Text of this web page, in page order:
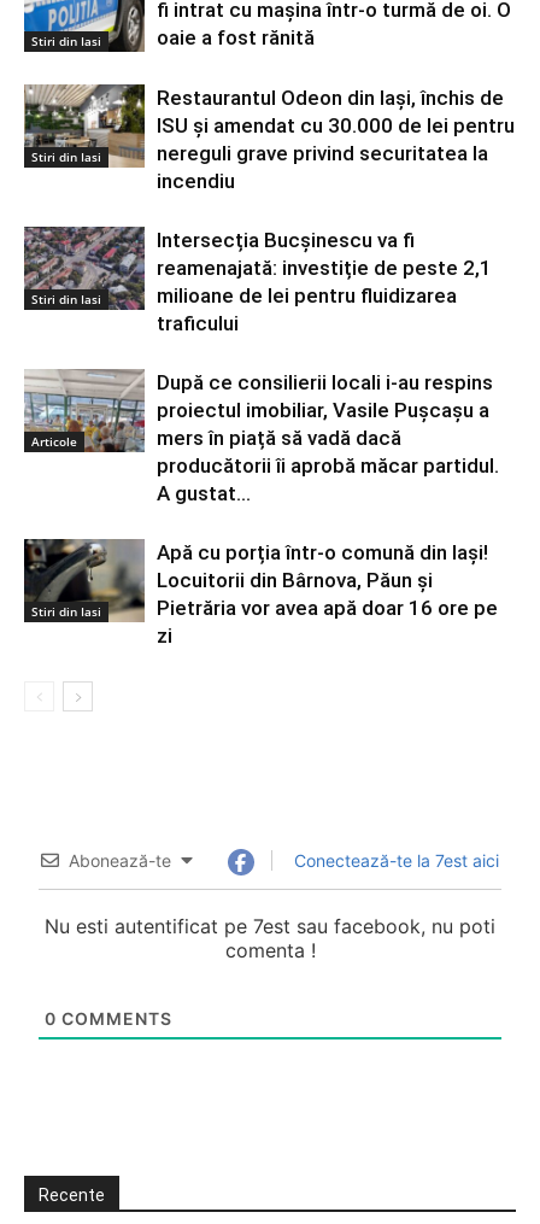
Stiri din Iasi
fi intrat cu mașina într-o turmă de oi. O
oaie a fost rănită
Stiri din Iasi
Restaurantul Odeon din Iași, închis de
ISU și amendat cu 30.000 de lei pentru
nereguli grave privind securitatea la
incendiu
Stiri din Iasi
Intersecția Bucșinescu va fi
reamenajată: investiție de peste 2,1
milioane de lei pentru fluidizarea
traficului
Articole
După ce consilierii locali i-au respins
proiectul imobiliar, Vasile Pușcașu a
mers în piață să vadă dacă
producătorii îi aprobă măcar partidul.
A gustat...
Stiri din Iasi
Apă cu porția într-o comună din Iași!
Locuitorii din Bârnova, Păun și
Pietrăria vor avea apă doar 16 ore pe
zi
Abonează-te Conectează-te la 7est aici
Nu esti autentificat pe 7est sau facebook, nu poti
comenta !
0 COMMENTS
Recente